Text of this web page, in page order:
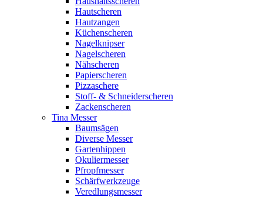
Hautscheren
Hautzangen
Küchenscheren
Nagelknipser
Nagelscheren
Nähscheren
Papierscheren
Pizzaschere
Stoff- & Schneiderscheren
Zackenscheren
Tina Messer
Baumsägen
Diverse Messer
Gartenhippen
Okuliermesser
Pfropfmesser
Schärfwerkzeuge
Veredlungsmesser